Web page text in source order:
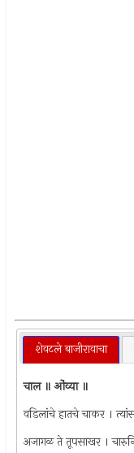
शेवटले बाजीरावाचा
चाल ॥ ओंव्या ॥
वडिलांचे हातचे चाकर ।
अजागळ ते तूपसाखर ।